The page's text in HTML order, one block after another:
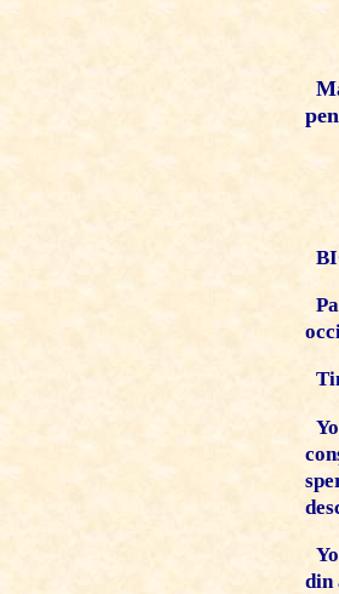
din